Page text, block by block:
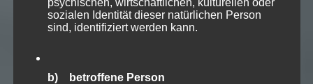
psychischen, wirtschaftlichen, kulturellen oder
sozialen Identität dieser natürlichen Person
sind, identifiziert werden kann.
b) betroffene Person